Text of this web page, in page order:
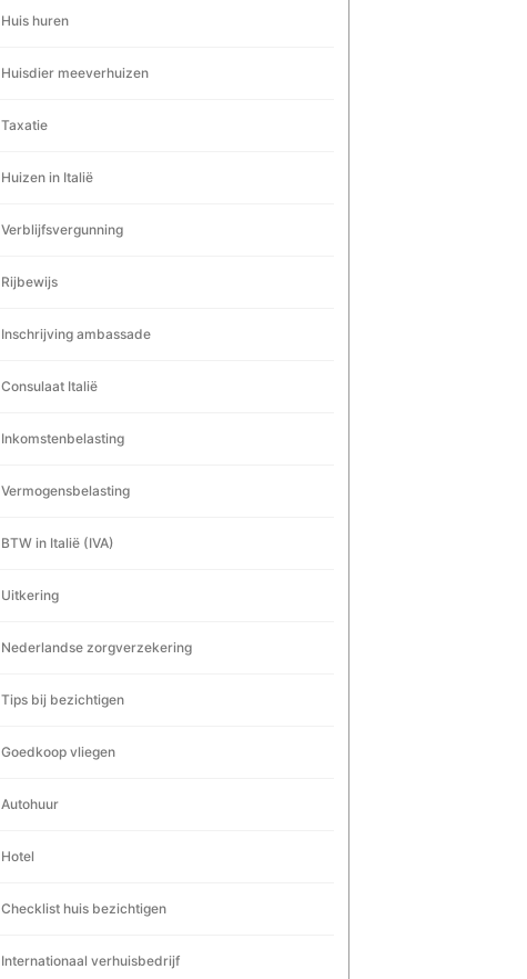
Huis huren
Huisdier meeverhuizen
Taxatie
Huizen in Italië
Verblijfsvergunning
Rijbewijs
Inschrijving ambassade
Consulaat Italië
Inkomstenbelasting
Vermogensbelasting
BTW in Italië (IVA)
Uitkering
Nederlandse zorgverzekering
Tips bij bezichtigen
Goedkoop vliegen
Autohuur
Hotel
Checklist huis bezichtigen
Internationaal verhuisbedrijf